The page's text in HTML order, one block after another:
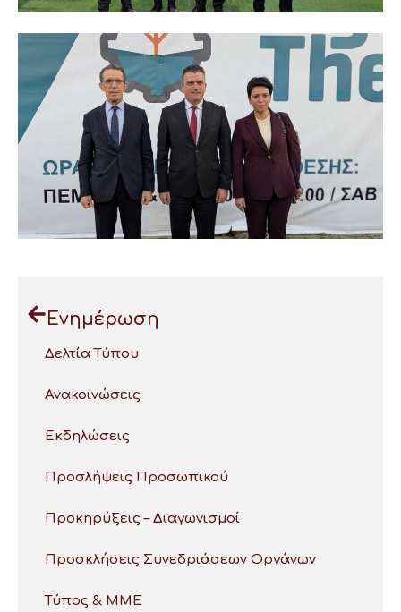
Ενημέρωση
Δελτία Τύπου
Ανακοινώσεις
Εκδηλώσεις
Προσλήψεις Προσωπικού
Προκηρύξεις – Διαγωνισμοί
Προσκλήσεις Συνεδριάσεων Οργάνων
Τύπος & ΜΜΕ